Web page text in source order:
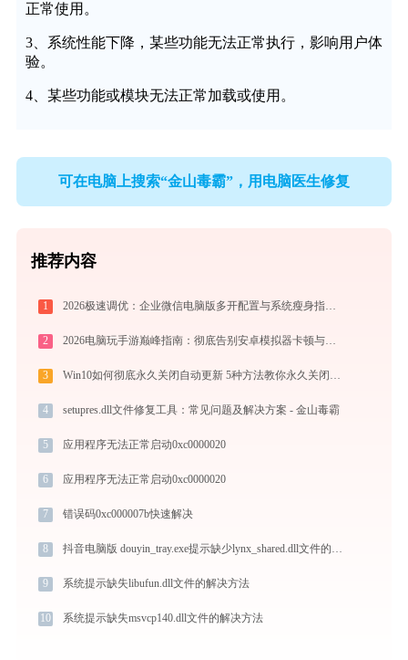
正常使用。
3、系统性能下降，某些功能无法正常执行，影响用户体
验。
4、某些功能或模块无法正常加载或使用。
可在电脑上搜索“金山毒霸”，用电脑医生修复
推荐内容
1 2026极速调优：企业微信电脑版多开配置与系统瘦身指南，拒绝流氓捆绑
2 2026电脑玩手游巅峰指南：彻底告别安卓模拟器卡顿与捆绑，体验官方原生多端互通
3 Win10如何彻底永久关闭自动更新 5种方法教你永久关闭win10自动更新
4 setupres.dll文件修复工具：常见问题及解决方案 - 金山毒霸
5 应用程序无法正常启动0xc0000020
6 应用程序无法正常启动0xc0000020
7 错误码0xc000007b快速解决
8 抖音电脑版 douyin_tray.exe提示缺少lynx_shared.dll文件的解决办法
9 系统提示缺失libufun.dll文件的解决方法
10 系统提示缺失msvcp140.dll文件的解决方法